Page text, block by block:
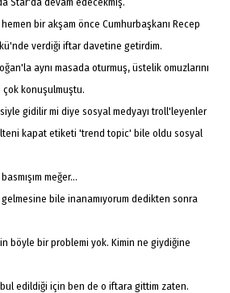
bir akşam önce Cumhurbaşkanı Recep
verdiği iftar davetine getirdim.
aynı masada oturmuş, üstelik omuzlarını
çok konuşulmuştu.
gidilir mi diye sosyal medyayı troll'leyenler
kapat etiketi 'trend topic' bile oldu sosyal
meğer...
bile inanamıyorum dedikten sonra
böyle bir problemi yok. Kimin ne giydiğine
edildiği için ben de o iftara gittim zaten.